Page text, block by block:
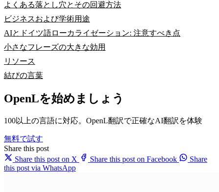
よくある落とし穴とその回避方法
ビジネスおよび学術用途
AIとドイツ語ローカライゼーション: 注意すべき点
小さなフレーズの大きな効用
リソース
結びの言葉
OpenLを始めましょう
100以上の言語に対応。OpenL翻訳で正確なAI翻訳を体験
無料で試す
Share this post
Share this post on X
Share this post on Facebook
Share
this post via WhatsApp